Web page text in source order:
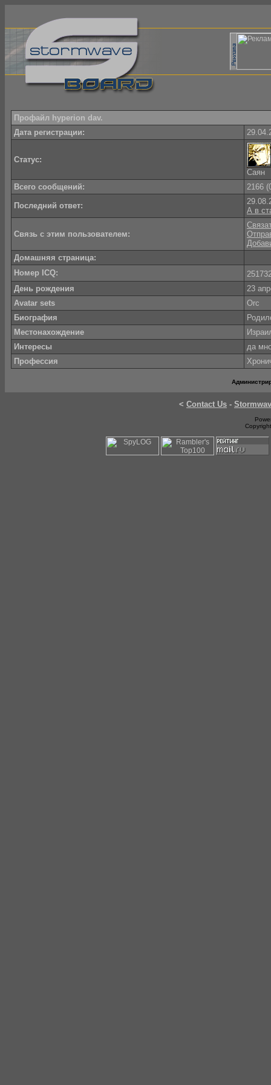
Профайл hyperion dav.
Дата регистрации:
Статус:
Саян
Всего сообщений:
2166
Последний ответ:
А в
Связь с этим пользователем:
Домашняя страница:
Номер ICQ:
День рождения
23
Avatar sets
Orc
Биография
Местонахождение
Интересы
да
Профессия
< Contact Us -